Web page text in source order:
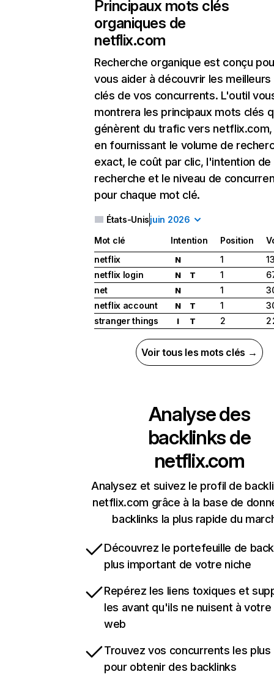
Principaux mots clés
organiques de
netflix.com
Recherche organique est conçu
vous aider à découvrir les
clés de vos concurrents. L'outil
montrera les principaux mots clés
génèrent du trafic vers
en fournissant le volume de
exact, le coût par clic, l'intention de
recherche et le niveau de
pour chaque mot clé.
États-Unisjuin 2026
Mot clé Intention Position
netflix
N 1
netflix login
N T 1
net
N 1
netflix account
N T 1
stranger things
I T 2 2
Voir tous les mots clés →
Analyse des
backlinks de
netflix.com
Analysez et suivez le profil de
netflix.com grâce à la base de
backlinks la plus rapide du
Découvrez le portefeuille de
plus important de votre niche
Repérez les liens toxiques et
les avant qu'ils ne nuisent à
web
Trouvez vos concurrents les
pour obtenir des backlinks